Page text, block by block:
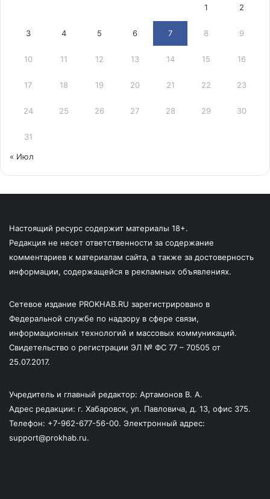
1 2
3 4 5 6 7 8 9
10 11 12 13 14 15 16
17 18 19 20 21 22 23
24 25 26 27 28 29 30
31
« Июл
Настоящий ресурс содержит материалы 18+.
Редакция не несет ответственности за содержание
комментариев к материалам сайта, а также за достоверность
информации, содержащейся в рекламных объявлениях.
Сетевое издание PROKHAB.RU зарегистрировано в
Федеральной службе по надзору в сфере связи,
информационных технологий и массовых коммуникаций.
Свидетельство о регистрации ЭЛ № ФС 77 – 70505 от
25.07.2017.
Учредитель и главный редактор: Артамонов В. А.
Адрес редакции: г. Хабаровск, ул. Павловича, д. 13, офис 375.
Телефон: +7-962-677-56-00. Электронный адрес:
support@prokhab.ru.